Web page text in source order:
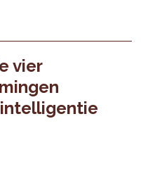
vier